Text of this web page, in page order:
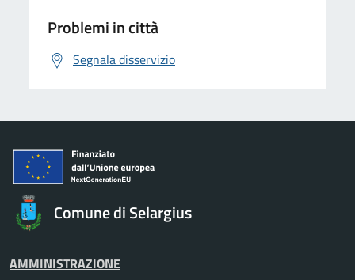
Problemi in città
Segnala disservizio
Comune di Selargius
AMMINISTRAZIONE